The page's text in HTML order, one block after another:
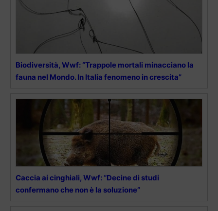
Biodiversità, Wwf: “Trappole mortali minacciano la
fauna nel Mondo. In Italia fenomeno in crescita”
Caccia ai cinghiali, Wwf: “Decine di studi
confermano che non è la soluzione”